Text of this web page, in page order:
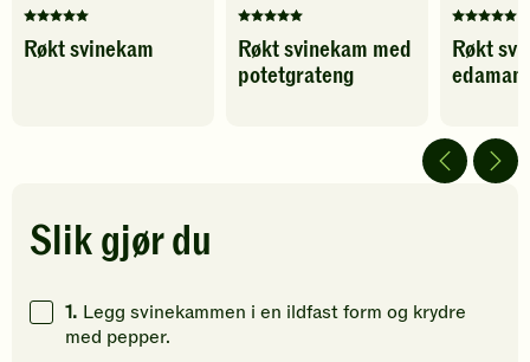
Denne
oppskriften
Klikk
for
gi
din
vurdering.
Røkt svinekam
Denne
oppskriften
har
din
Røkt svinekam med
potetgrateng
Denne
har
av
5
din
Røkt
Slik gjør du
1. Legg svinekammen i en ildfast form og krydre
med pepper.